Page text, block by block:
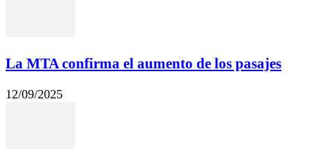
La MTA confirma el aumento de los pasajes
12/09/2025